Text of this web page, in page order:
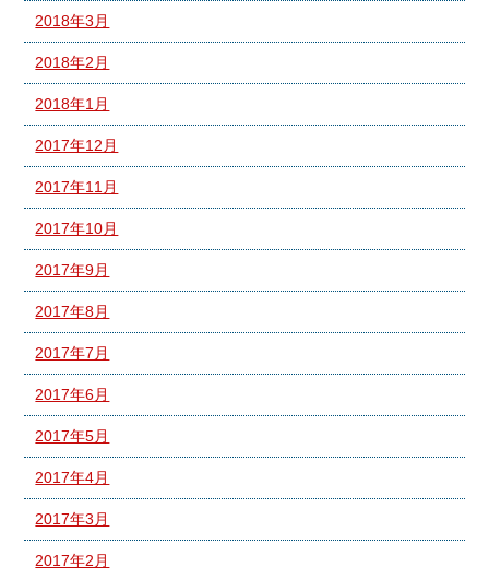
2018年3月
2018年2月
2018年1月
2017年12月
2017年11月
2017年10月
2017年9月
2017年8月
2017年7月
2017年6月
2017年5月
2017年4月
2017年3月
2017年2月